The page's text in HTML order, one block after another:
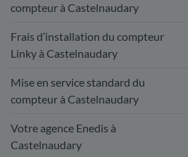
compteur à Castelnaudary
Frais d’installation du compteur
Linky à Castelnaudary
Mise en service standard du
compteur à Castelnaudary
Votre agence Enedis à
Castelnaudary